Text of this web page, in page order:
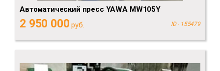
Автоматический пресс YAWA MW105Y
2 950 000 руб. ID - 155479